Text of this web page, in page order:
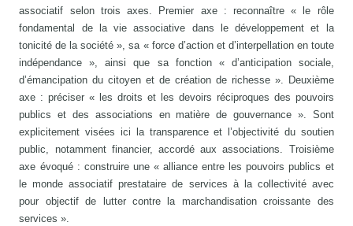
associatif selon trois axes. Premier axe : reconnaître « le rôle
fondamental de la vie associative dans le développement et la
tonicité de la société », sa « force d’action et d’interpellation en toute
indépendance », ainsi que sa fonction « d’anticipation sociale,
d’émancipation du citoyen et de création de richesse ». Deuxième
axe : préciser « les droits et les devoirs réciproques des pouvoirs
publics et des associations en matière de gouvernance ». Sont
explicitement visées ici la transparence et l’objectivité du soutien
public, notamment financier, accordé aux associations. Troisième
axe évoqué : construire une « alliance entre les pouvoirs publics et
le monde associatif prestataire de services à la collectivité avec
pour objectif de lutter contre la marchandisation croissante des
services ».